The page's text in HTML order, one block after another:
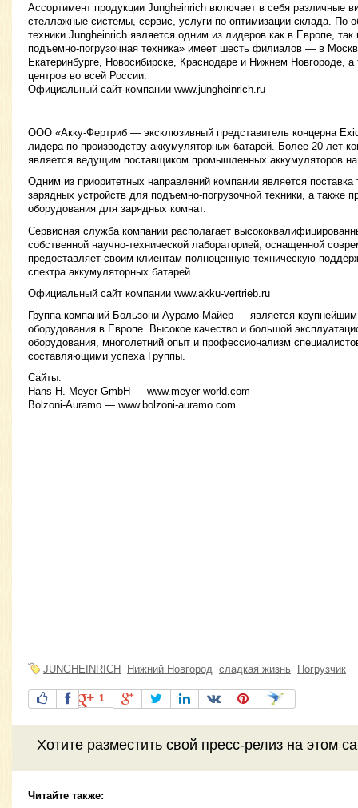
Ассортимент продукции Jungheinrich включает в себя различные
стеллажные системы, сервис, услуги по оптимизации склада. По
техники Jungheinrich является одним из лидеров как в Европе,
подъемно-погрузочная техника» имеет шесть филиалов — в
Екатеринбурге, Новосибирске, Краснодаре и Нижнем Новгороде,
центров во всей России.
Официальный сайт компании www.jungheinrich.ru
ООО «Акку-Фертриб — эксклюзивный представитель концерна
лидера по производству аккумуляторных батарей. Более 20 лет
является ведущим поставщиком промышленных аккумуляторов
Одним из приоритетных направлений компании является поставка
зарядных устройств для подъемно-погрузочной техники, а также
оборудования для зарядных комнат.
Сервисная служба компании располагает
собственной научно-технической лабораторией, оснащенной
предоставляет своим клиентам полноценную техническую
спектра аккумуляторных батарей.
Официальный сайт компании www.akku-vertrieb.ru
Группа компаний Бользони-Аурамо-Майер — является
оборудования в Европе. Высокое качество и большой
оборудования, многолетний опыт и профессионализм
составляющими успеха Группы.
Сайты:
Hans H. Meyer GmbH — www.meyer-world.com
Bolzoni-Auramo — www.bolzoni-auramo.com
JUNGHEINRICH Нижний Новгород сладкая жизнь Погрузчик
1
Хотите разместить свой пресс-релиз на этом
Читайте также: